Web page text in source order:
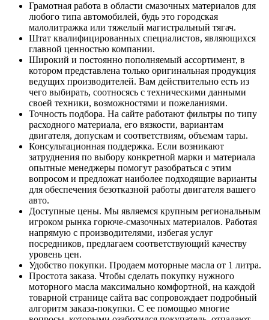
Грамотная работа в области смазочных материалов для
любого типа автомобилей, будь это городская
малолитражка или тяжелый магистральный тягач.
Штат квалифицированных специалистов, являющихся
главной ценностью компании.
Широкий и постоянно пополняемый ассортимент, в
котором представлена только оригинальная продукция
ведущих производителей. Вам действительно есть из
чего выбирать, соотносясь с техническими данными
своей техники, возможностями и пожеланиями.
Точность подбора. На сайте работают фильтры по типу
расходного материала, его вязкости, вариантам
двигателя, допускам и соответствиям, объемам тары.
Консультационная поддержка. Если возникают
затруднения по выбору конкретной марки и материала
опытные менеджеры помогут разобраться с этим
вопросом и предложат наиболее подходящие варианты
для обеспечения безотказной работы двигателя вашего
авто.
Доступные цены. Мы являемся крупным региональным
игроком рынка горюче-смазочных материалов. Работая
напрямую с производителями, избегая услуг
посредников, предлагаем соответствующий качеству
уровень цен.
Удобство покупки. Продаем моторные масла от 1 литра.
Простота заказа. Чтобы сделать покупку нужного
моторного масла максимально комфортной, на каждой
товарной странице сайта вас сопровождает подробный
алгоритм заказа-покупки. С ее помощью многие